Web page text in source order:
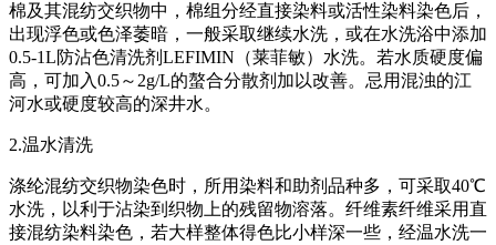
棉及其混纺交织物中，棉组分经直接染料或活性染料染色后，
出现浮色或色泽萎暗，一般采取继续水洗，或在水洗浴中添加
0.5-1L防沾色清洗剂LEFIMIN（莱菲敏）水洗。若水质硬度偏
高，可加入0.5～2g/L的螯合分散剂加以改善。忌用混浊的江
河水或硬度较高的深井水。
2.温水清洗
涤纶混纺交织物染色时，所用染料和助剂品种多，可采取40℃
水洗，以利于沾染到织物上的残留物溶落。纤维素纤维采用直
接混纺染料染色，若大样整体得色比小样深一些，经温水洗一